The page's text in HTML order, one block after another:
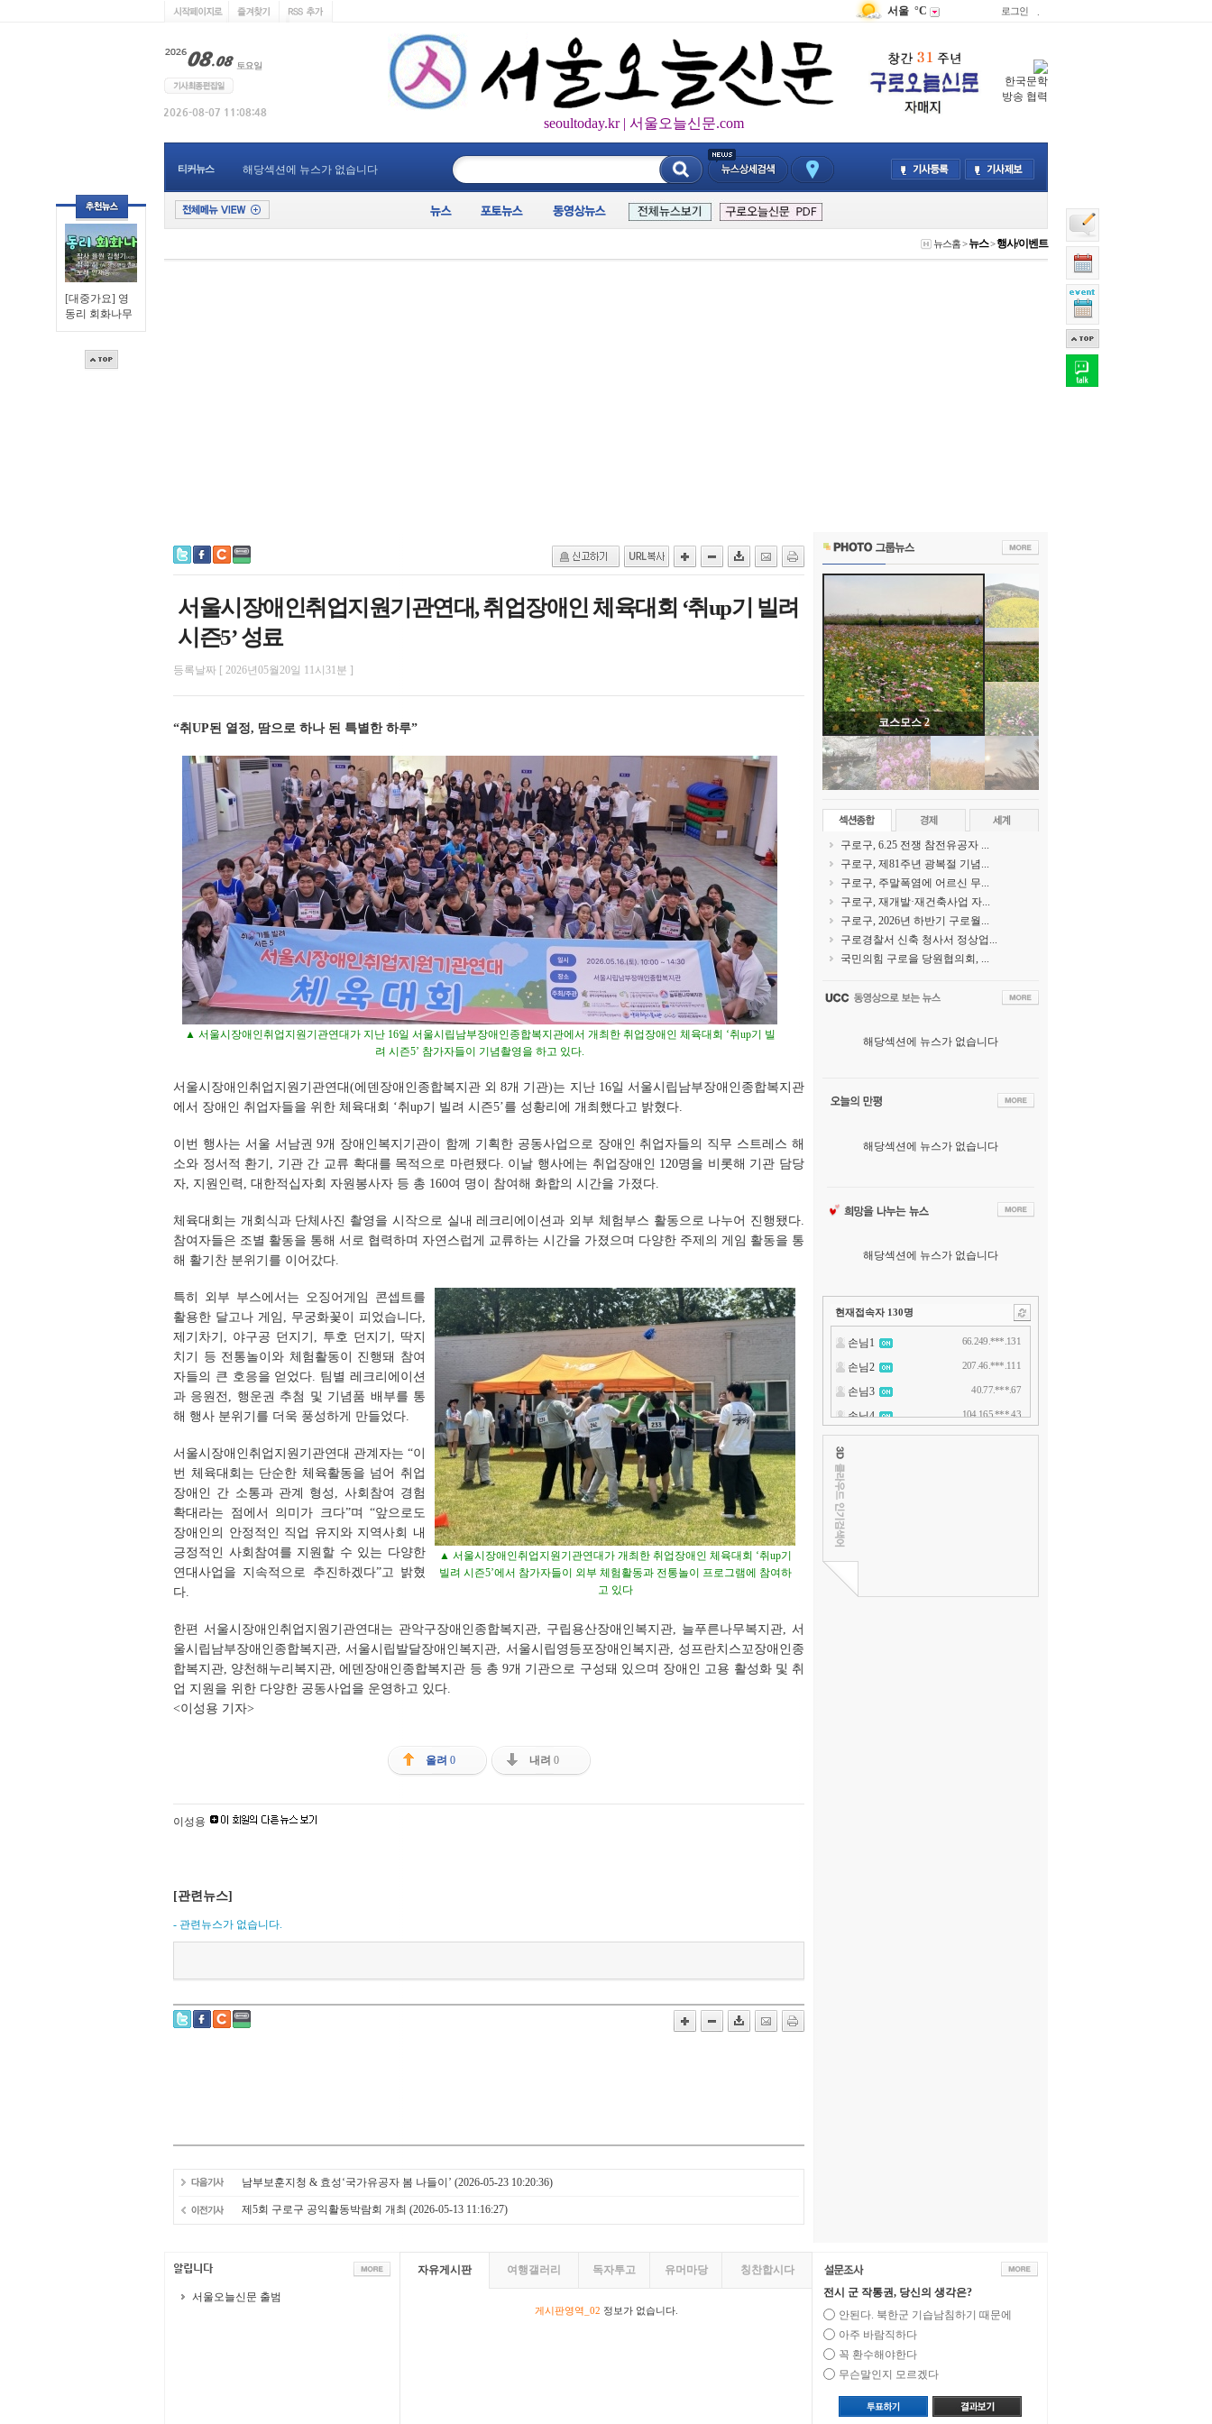
[대중가요] 영
동리 회화나무
서울 °C 로그인
seoultoday.kr | 서울오늘신문.com
한국문학
방송 협력
티커뉴스 해당섹션에 뉴스가 없습니다
뉴스홈>뉴스>행사/이벤트
서울시장애인취업지원기관연대, 취업장애인 체육대회 ‘취up기 빌려
시즌5’ 성료
등록날짜 [ 2026년05월20일 11시31분 ]
“취UP된 열정, 땀으로 하나 된 특별한 하루”
▲ 서울시장애인취업지원기관연대가 지난 16일 서울시립남부장애인종합복지관에서 개최한 취업장애인 체육대회 ‘취up기 빌
려 시즌5’ 참가자들이 기념촬영을 하고 있다.
서울시장애인취업지원기관연대(에덴장애인종합복지관 외 8개 기관)는 지난 16일 서울시립남부장애인종합복지관
에서 장애인 취업자들을 위한 체육대회 ‘취up기 빌려 시즌5’를 성황리에 개최했다고 밝혔다.
이번 행사는 서울 서남권 9개 장애인복지기관이 함께 기획한 공동사업으로 장애인 취업자들의 직무 스트레스 해
소와 정서적 환기, 기관 간 교류 확대를 목적으로 마련됐다. 이날 행사에는 취업장애인 120명을 비롯해 기관 담당
자, 지원인력, 대한적십자회 자원봉사자 등 총 160여 명이 참여해 화합의 시간을 가졌다.
체육대회는 개회식과 단체사진 촬영을 시작으로 실내 레크리에이션과 외부 체험부스 활동으로 나누어 진행됐다.
참여자들은 조별 활동을 통해 서로 협력하며 자연스럽게 교류하는 시간을 가졌으며 다양한 주제의 게임 활동을 통
해 활기찬 분위기를 이어갔다.
▲ 서울시장애인취업지원기관연대가 개최한 취업장애인 체육대회 ‘취up기
빌려 시즌5’에서 참가자들이 외부 체험활동과 전통놀이 프로그램에 참여하
고 있다
특히 외부 부스에서는 오징어게임 콘셉트를
활용한 달고나 게임, 무궁화꽃이 피었습니다,
제기차기, 야구공 던지기, 투호 던지기, 딱지
치기 등 전통놀이와 체험활동이 진행돼 참여
자들의 큰 호응을 얻었다. 팀별 레크리에이션
과 응원전, 행운권 추첨 및 기념품 배부를 통
해 행사 분위기를 더욱 풍성하게 만들었다.
서울시장애인취업지원기관연대 관계자는 “이
번 체육대회는 단순한 체육활동을 넘어 취업
장애인 간 소통과 관계 형성, 사회참여 경험
확대라는 점에서 의미가 크다”며 “앞으로도
장애인의 안정적인 직업 유지와 지역사회 내
긍정적인 사회참여를 지원할 수 있는 다양한
연대사업을 지속적으로 추진하겠다”고 밝혔
다.
한편 서울시장애인취업지원기관연대는 관악구장애인종합복지관, 구립용산장애인복지관, 늘푸른나무복지관, 서
울시립남부장애인종합복지관, 서울시립발달장애인복지관, 서울시립영등포장애인복지관, 성프란치스꼬장애인종
합복지관, 양천해누리복지관, 에덴장애인종합복지관 등 총 9개 기관으로 구성돼 있으며 장애인 고용 활성화 및 취
업 지원을 위한 다양한 공동사업을 운영하고 있다.
<이성용 기자>
올려 0 내려 0
이성용
[관련뉴스]
- 관련뉴스가 없습니다.
남부보훈지청 & 효성‘국가유공자 봄 나들이’ (2026-05-23 10:20:36)
제5회 구로구 공익활동박람회 개최 (2026-05-13 11:16:27)
코스모스 1
구로구, 6.25 전쟁 참전유공자 ...
구로구, 제81주년 광복절 기념...
구로구, 주말폭염에 어르신 무...
구로구, 재개발·재건축사업 자...
구로구, 2026년 하반기 구로월...
구로경찰서 신축 청사서 정상업...
국민의힘 구로을 당원협의회, ...
해당섹션에 뉴스가 없습니다
해당섹션에 뉴스가 없습니다
해당섹션에 뉴스가 없습니다
현재접속자 130명
서울오늘신문 출범
자유게시판 여행갤러리 독자투고 유머마당 칭찬합시다
게시판영역_02 정보가 없습니다.
전시 군 작통권, 당신의 생각은?
안된다. 북한군 기습남침하기 때문에
아주 바람직하다
꼭 환수해야한다
무슨말인지 모르겠다